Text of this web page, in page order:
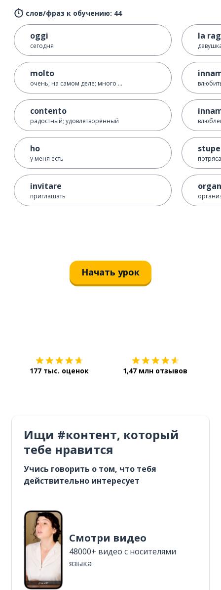
слов/фраз к обучению: 44
oggi
сегодня
molto
очень; на самом деле; много ...
contento
радостный; удовлетворённый
ho
у меня есть
invitare
приглашать
la
Начать урок
177 тыс. оценок 1,47 млн отзывов
Ищи #контент, который
тебе нравится
Учись говорить о том, что тебя
действительно интересует
Смотри видео
48000+ видео с носителями
языка